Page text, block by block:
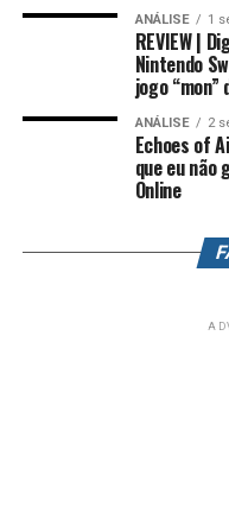
história em um dos
No fim das contas, fica
Raiders funciona
futuro da franquia. A
novas mecânicas, um
progressão e uma
for positiva, é bem
sejam levadas para
ANÁLISE 1
REVIEW |
Nintendo
jogo
ANÁLISE 2
Echoes of
que eu não
Online